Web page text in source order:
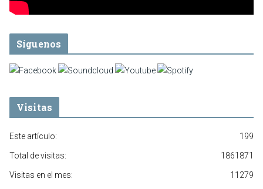
Síguenos
Visitas
199
Este artículo:
1861871
Total de visitas:
11279
Visitas en el mes: